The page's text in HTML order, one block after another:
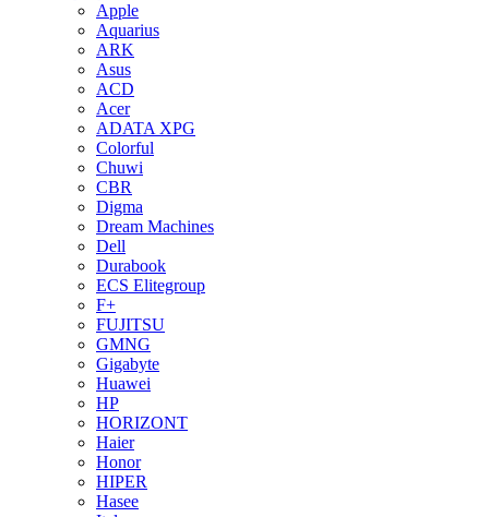
Apple
Aquarius
ARK
Asus
ACD
Acer
ADATA XPG
Colorful
Chuwi
CBR
Digma
Dream Machines
Dell
Durabook
ECS Elitegroup
F+
FUJITSU
GMNG
Gigabyte
Huawei
HP
HORIZONT
Haier
Honor
HIPER
Hasee